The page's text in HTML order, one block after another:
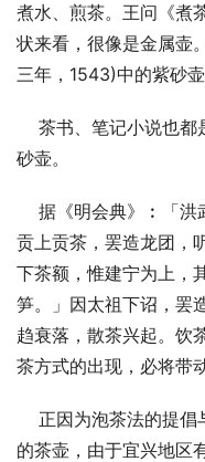
煮水、煎茶。王问《煮
状来看，很像是金属壶
三年，1543)中的紫砂
茶书、笔记小说也都
砂壶。
据《明会典》︰「洪
贡上贡茶，罢造龙团，
下茶额，惟建宁为上，
笋。」因太祖下诏，罢
趋衰落，散茶兴起。饮
茶方式的出现，必将带
正因为泡茶法的提倡
的茶壶，由于宜兴地区